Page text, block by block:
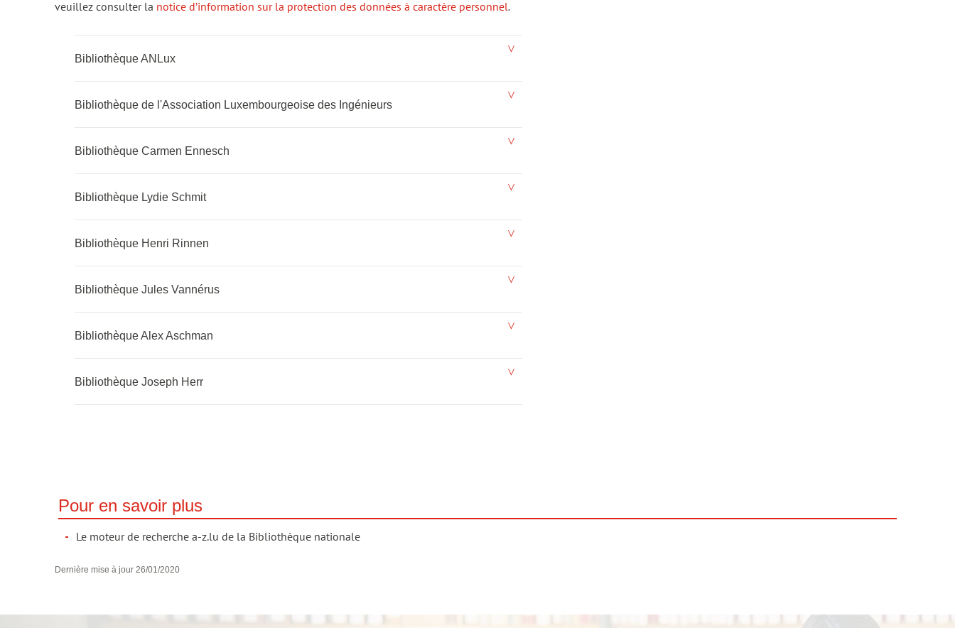
veuillez consulter la notice d’information sur la protection des données à caractère personnel.
Bibliothèque ANLux
Bibliothèque de l'Association Luxembourgeoise des Ingénieurs
Bibliothèque Carmen Ennesch
Bibliothèque Lydie Schmit
Bibliothèque Henri Rinnen
Bibliothèque Jules Vannérus
Bibliothèque Alex Aschman
Bibliothèque Joseph Herr
Pour en savoir plus
Le moteur de recherche a-z.lu de la Bibliothèque nationale
Dernière mise à jour 26/01/2020